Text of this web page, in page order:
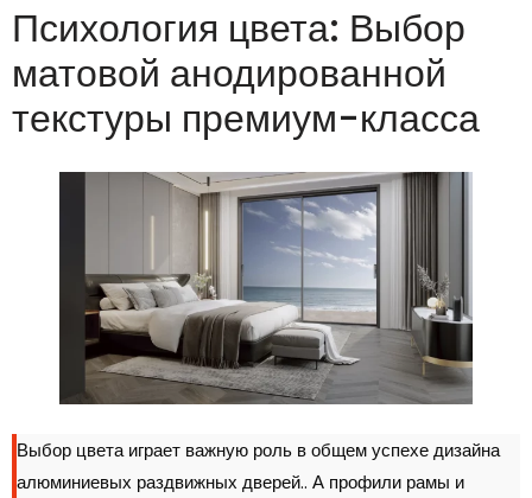
Психология цвета: Выбор
матовой анодированной
текстуры премиум-класса
Выбор цвета играет важную роль в общем успехе дизайна
алюминиевых раздвижных дверей.. А профили рамы и